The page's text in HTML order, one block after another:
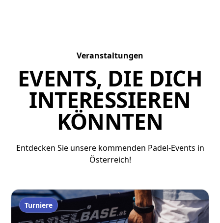
Veranstaltungen
EVENTS, DIE DICH
INTERESSIEREN
KÖNNTEN
Entdecken Sie unsere kommenden Padel-Events in
Österreich!
Turniere